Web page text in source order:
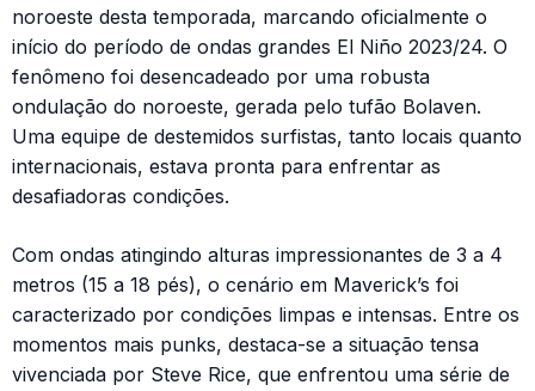
noroeste desta temporada, marcando oficialmente o
início do período de ondas grandes El Niño 2023/24. O
fenômeno foi desencadeado por uma robusta
ondulação do noroeste, gerada pelo tufão Bolaven.
Uma equipe de destemidos surfistas, tanto locais quanto
internacionais, estava pronta para enfrentar as
desafiadoras condições.
Com ondas atingindo alturas impressionantes de 3 a 4
metros (15 a 18 pés), o cenário em Maverick’s foi
caracterizado por condições limpas e intensas. Entre os
momentos mais punks, destaca-se a situação tensa
vivenciada por Steve Rice, que enfrentou uma série de